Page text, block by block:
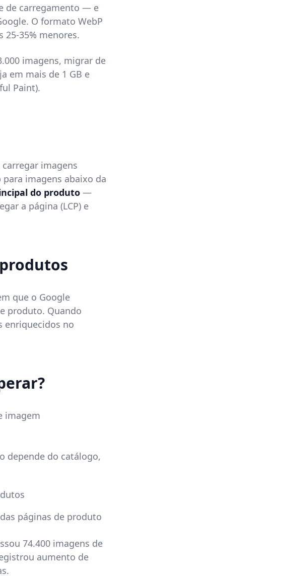
de carregamento — e
O formato WebP
25-35% menores.
imagens, migrar de
em mais de 1 GB e
Paint).
imagens
imagens abaixo da
do produto —
a página (LCP) e
que o Google
produto. Quando
enriquecidos no
imagem
depende do catálogo,
páginas de produto
74.400 imagens de
aumento de